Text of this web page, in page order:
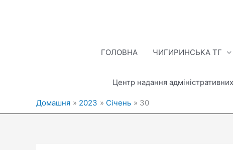
ГОЛОВНА ЧИГИРИНСЬКА ТГ
Центр надання
Домашня 2023 Січень 30